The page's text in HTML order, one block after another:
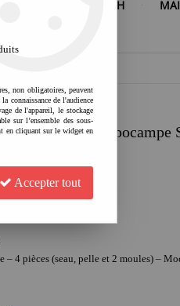
MODE & HIGH TECH
silicone hippocampe
| jeu de plage
4 pièces (seau, pelle et 2 moules) –
non obligatoires, peuvent
connaissance de l'audience
de l'appareil, le stockage
sur l’ensemble des sous-
en cliquant sur le widget en
Accepter tout